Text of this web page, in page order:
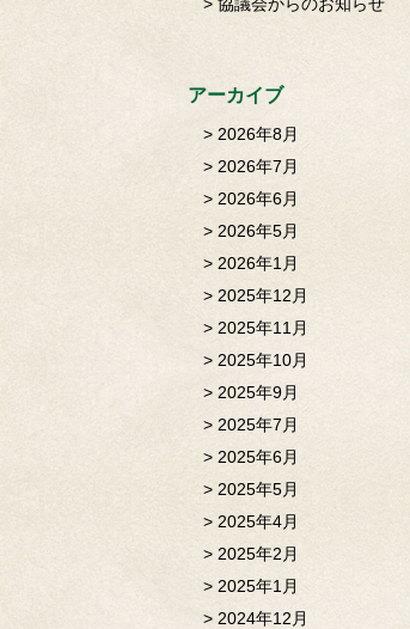
アーカイブ
2026年8月
2026年7月
2026年6月
2026年5月
2026年1月
2025年12月
2025年11月
2025年10月
2025年9月
2025年7月
2025年6月
2025年5月
2025年4月
2025年2月
2025年1月
2024年12月